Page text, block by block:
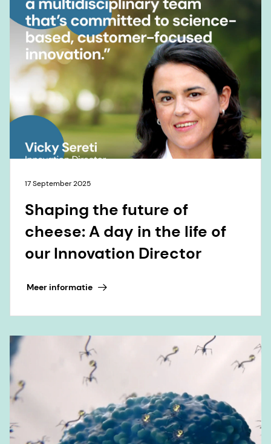
17 September 2025
Shaping the future of
cheese: A day in the life of
our Innovation Director
Meer informatie